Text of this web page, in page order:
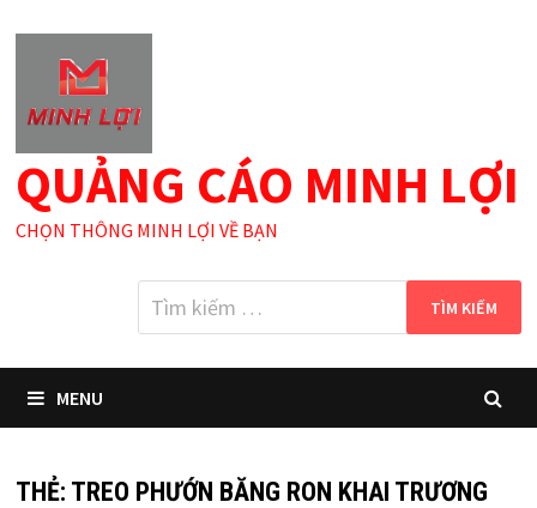
content
QUẢNG CÁO MINH LỢI
CHỌN THÔNG MINH LỢI VỀ BẠN
Tìm
kiếm
MENU
THẺ: TREO PHƯỚN BĂNG RON KHAI TRƯƠNG